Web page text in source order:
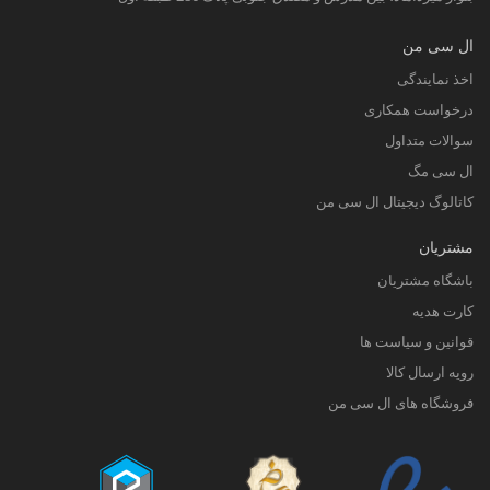
ال سی من
اخذ نمایندگی
درخواست همکاری
سوالات متداول
ال سی مگ
کاتالوگ دیجیتال ال سی من
مشتریان
باشگاه مشتریان
کارت هدیه
قوانین و سیاست ها
رویه ارسال کالا
فروشگاه های ال سی من